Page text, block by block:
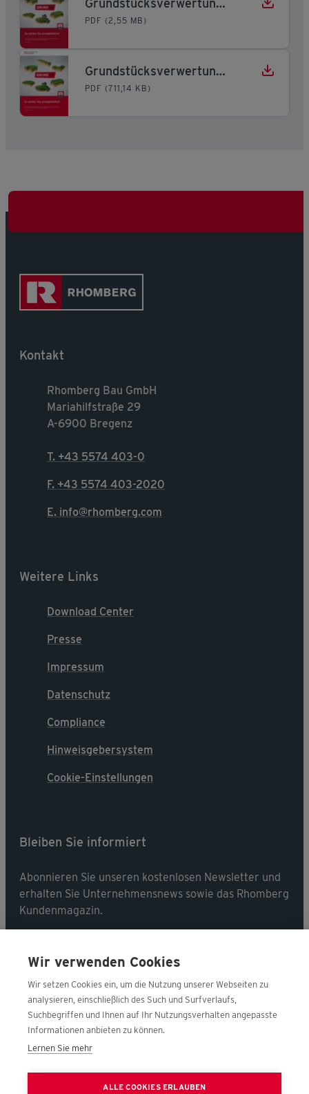
Grundstücksverwertung Vorarlberg
PDF (2,55 MB)
Grundstücksverwertung Wien
PDF (711,14 KB)
Kontakt
Rhomberg Bau GmbH
Mariahilfstraße 29
A-6900 Bregenz
T. +43 5574 403-0
F. +43 5574 403-2020
E. info@rhomberg.com
Weitere Links
Download Center
Presse
Impressum
Datenschutz
Compliance
Hinweisgebersystem
Cookie-Einstellungen
Bleiben Sie informiert
Abonnieren Sie unseren kostenlosen Newsletter und
erhalten Sie Unternehmensnews sowie das Rhomberg
Kundenmagazin.
Jetzt abonnieren
Folgen Sie uns
Wir verwenden Cookies
Wir setzen Cookies ein, um die Nutzung unserer Webseiten zu
analysieren, einschließlich des Such und Surfverlaufs,
Suchbegriffen und Ihnen auf Ihr Nutzungsverhalten angepasste
Informationen anbieten zu können.
Lernen Sie mehr
ALLE COOKIES ERLAUBEN